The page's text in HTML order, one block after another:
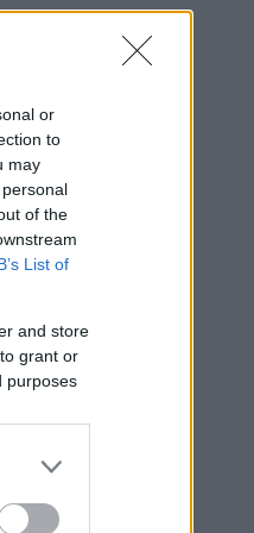
or
to
may
of the
List of
and store
grant or
purposes